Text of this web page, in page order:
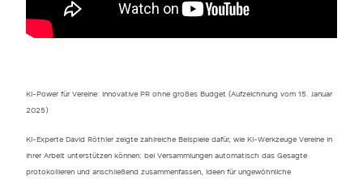
KI-Power für Vereine: Innovative PR ohne großes Budget (Aufzeichnung vom 15. Januar
2025)
KI-Experte David Röthler zeigte zahlreiche Beispiele dafür, wie KI-Werkzeuge Vereine in
ihrer Arbeit unterstützen können: bei Versammlungen automatisch das Gesagte
protokollieren und anschließend zusammenfassen, Ideen für ungewöhnliche